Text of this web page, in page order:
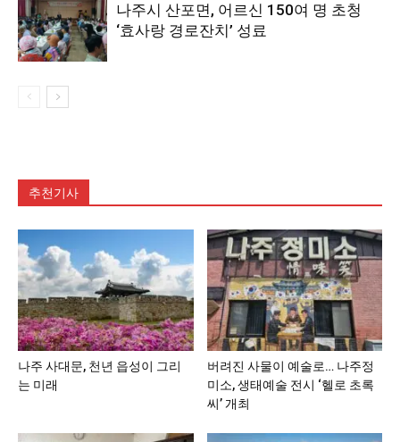
나주시 산포면, 어르신 150여 명 초청
‘효사랑 경로잔치’ 성료
추천기사
나주 사대문, 천년 읍성이 그리
는 미래
버려진 사물이 예술로… 나주정
미소, 생태예술 전시 ‘헬로 초록
씨’ 개최